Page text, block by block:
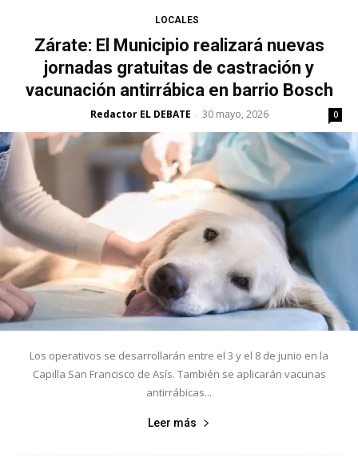
LOCALES
Zárate: El Municipio realizará nuevas
jornadas gratuitas de castración y
vacunación antirrábica en barrio Bosch
Redactor EL DEBATE - 30 mayo, 2026 0
Los operativos se desarrollarán entre el 3 y el 8 de junio en la
Capilla San Francisco de Asís. También se aplicarán vacunas
antirrábicas...
Leer más